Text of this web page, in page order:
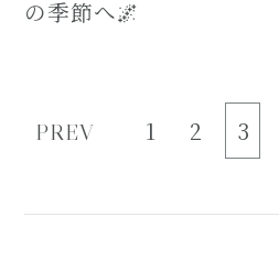
の季節へ🌌
PREV 1 2 3